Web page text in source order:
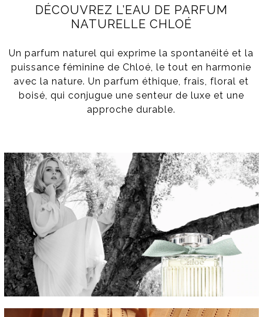
DÉCOUVREZ L’EAU DE PARFUM
NATURELLE CHLOÉ
Un parfum naturel qui exprime la spontanéité et la
puissance féminine de Chloé, le tout en harmonie
avec la nature. Un parfum éthique, frais, floral et
boisé, qui conjugue une senteur de luxe et une
approche durable.